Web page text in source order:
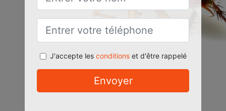
J'accepte les conditionset d'être rappelé
Envoyer